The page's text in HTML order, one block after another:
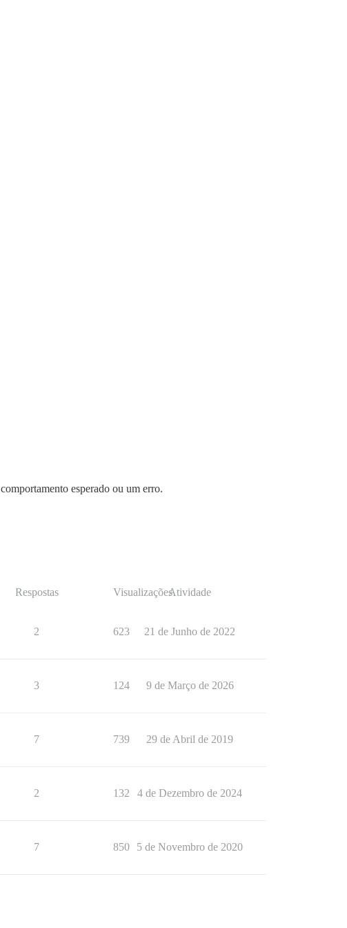
esperado ou um erro.
Respostas VisualizaçõesAtividade
2 623 21 de Junho de 2022
3 124 9 de Março de 2026
7 739 29 de Abril de 2019
2 132 4 de Dezembro de 2024
7 850 5 de Novembro de 2020